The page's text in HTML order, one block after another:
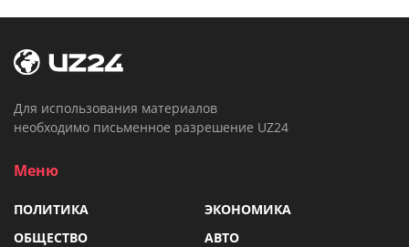
Для использования материалов
необходимо письменное разрешение UZ24
Меню
ПОЛИТИКА
ЭКОНОМИКА
ОБЩЕСТВО
АВТО